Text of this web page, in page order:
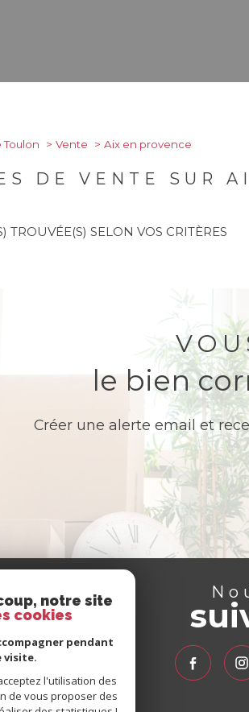
Vente Aix en provence
DE VENTE SUR
TROUVÉE(S) SELON VOS CRITÈRES
le bien
Créer une alerte email et
syndic
gestion
notre site
cookies
pendant
visite.
l'utilisation des
de vous proposer des